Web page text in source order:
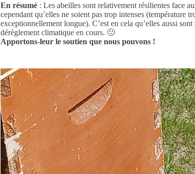
En résumé : Les abeilles sont relativement résilientes face
cependant qu’elles ne soient pas trop intenses (température
exceptionnellement longue). C’est en cela qu’elles aussi
dérèglement climatique en cours. 🙁
Apportons-leur le soutien que nous pouvons !